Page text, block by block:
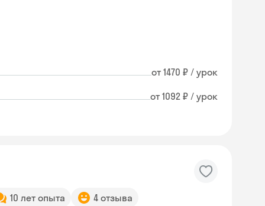
от 1470 ₽ / урок
от 1092 ₽ / урок
10 лет опыта 4 отзыва